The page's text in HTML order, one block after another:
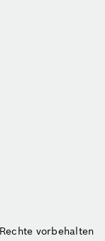
vorbehalten